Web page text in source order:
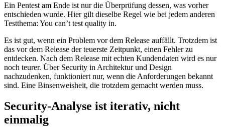
Ein Pentest am Ende ist nur die Überprüfung dessen, was vorher
entschieden wurde. Hier gilt dieselbe Regel wie bei jedem anderen
Testthema: You can’t test quality in.
Es ist gut, wenn ein Problem vor dem Release auffällt. Trotzdem ist
das vor dem Release der teuerste Zeitpunkt, einen Fehler zu
entdecken. Nach dem Release mit echten Kundendaten wird es nur
noch teurer. Über Security in Architektur und Design
nachzudenken, funktioniert nur, wenn die Anforderungen bekannt
sind. Eine Binsenweisheit, die trotzdem gemacht werden muss.
Security-Analyse ist iterativ, nicht
einmalig